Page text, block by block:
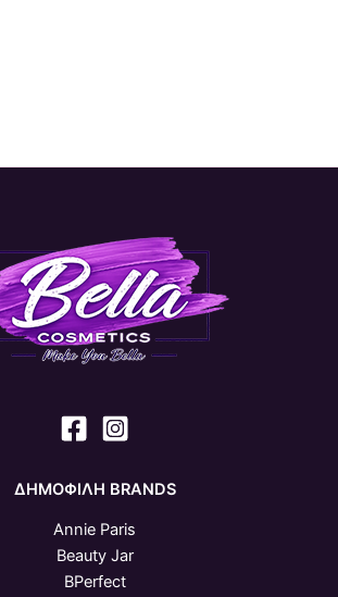
ΔΗΜΟΦΙΛΗ BRANDS
Annie Paris
Beauty Jar
BPerfect